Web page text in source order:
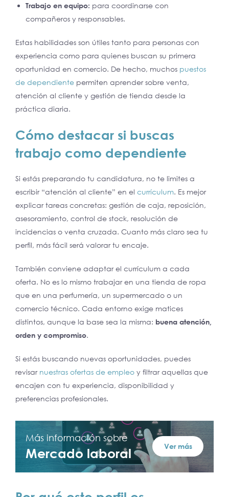
Trabajo en equipo: para coordinarse con
compañeros y responsables.
Estas habilidades son útiles tanto para personas con
experiencia como para quienes buscan su primera
oportunidad en comercio. De hecho, muchos puestos
de dependiente permiten aprender sobre venta,
atención al cliente y gestión de tienda desde la
práctica diaria.
Cómo destacar si buscas
trabajo como dependiente
Si estás preparando tu candidatura, no te limites a
escribir “atención al cliente” en el currículum. Es mejor
explicar tareas concretas: gestión de caja, reposición,
asesoramiento, control de stock, resolución de
incidencias o venta cruzada. Cuanto más claro sea tu
perfil, más fácil será valorar tu encaje.
También conviene adaptar el currículum a cada
oferta. No es lo mismo trabajar en una tienda de ropa
que en una perfumería, un supermercado o un
comercio técnico. Cada entorno exige matices
distintos, aunque la base sea la misma: buena atención,
orden y compromiso.
Si estás buscando nuevas oportunidades, puedes
revisar nuestras ofertas de empleo y filtrar aquellas que
encajen con tu experiencia, disponibilidad y
preferencias profesionales.
Más información sobre
Mercado laboral Ver más